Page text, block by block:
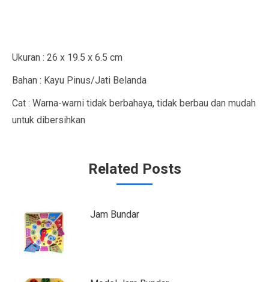
Ukuran : 26 x 19.5 x 6.5 cm
Bahan : Kayu Pinus/Jati Belanda
Cat : Warna-warni tidak berbahaya, tidak berbau dan mudah
untuk dibersihkan
Related Posts
Jam Bundar